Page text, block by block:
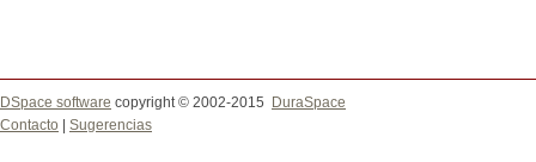
DSpace software copyright © 2002-2015
DuraSpace
Contacto
Sugerencias